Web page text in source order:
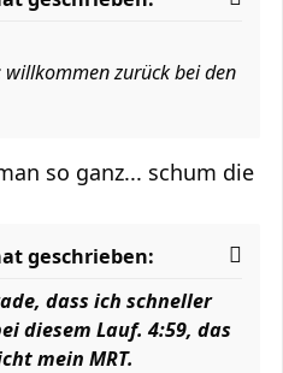
zurück bei den
so ganz... schum die
geschrieben:
dass ich schneller
diesem Lauf. 4:59, das
mein MRT.